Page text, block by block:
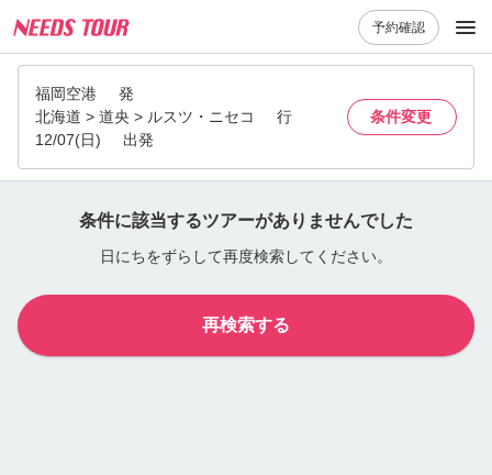
予約確認
福岡空港
発
北海道 > 道央 > ルスツ・ニセコ
行
12/07(日)
出発
条件変更
条件に該当するツアーがありませんでした
日にちをずらして再度検索してください。
再検索する